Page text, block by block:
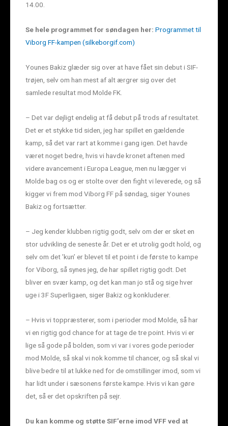
14.00.
Se hele programmet for søndagen her: Programmet til
Viborg FF-kampen (silkeborgif.com)
Younes Bakiz glæder sig over at have fået sin debut i SIF-
trøjen, selv om han mest af alt ærgrer sig over det
samlede resultat mod Molde FK.
– Det var dejligt endelig at få debut på trods af resultatet.
Det er et stykke tid siden, jeg har spillet en gældende
kamp, så det var rart at komme i gang igen. Det havde
været noget bedre, hvis vi havde kronet aftenen med
videre avancement i Europa League, men nu lægger vi
Molde bag os og er stolte over den fight vi leverede, og så
kigger vi frem mod Viborg FF på søndag, siger Younes
Bakiz og fortsætter.
– Jeg kender klubben rigtig godt, selv om der er sket en
stor udvikling de seneste år. Det er et utrolig godt hold, og
selv om det ’kun’ er blevet til et point i de første to kampe
for Viborg, så synes jeg, de har spillet rigtig godt. Det
bliver en svær kamp, og det kan man jo stå og sige hver
uge i 3F Superligaen, siger Bakiz og konkluderer.
– Hvis vi toppræsterer, som i perioder mod Molde, så har
vi en rigtig god chance for at tage de tre point. Hvis vi er
lige så gode på bolden, som vi var i vores gode perioder
mod Molde, så skal vi nok komme til chancer, og så skal vi
blive bedre til at lukke ned for de omstillinger imod, som vi
har lidt under i sæsonens første kampe. Hvis vi kan gøre
det, så er det opskriften på sejr.
Du kan komme og støtte SIF’erne imod VFF ved at